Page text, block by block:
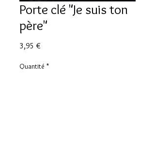
Porte clé "Je suis ton
père"
3,95 €
Quantité *